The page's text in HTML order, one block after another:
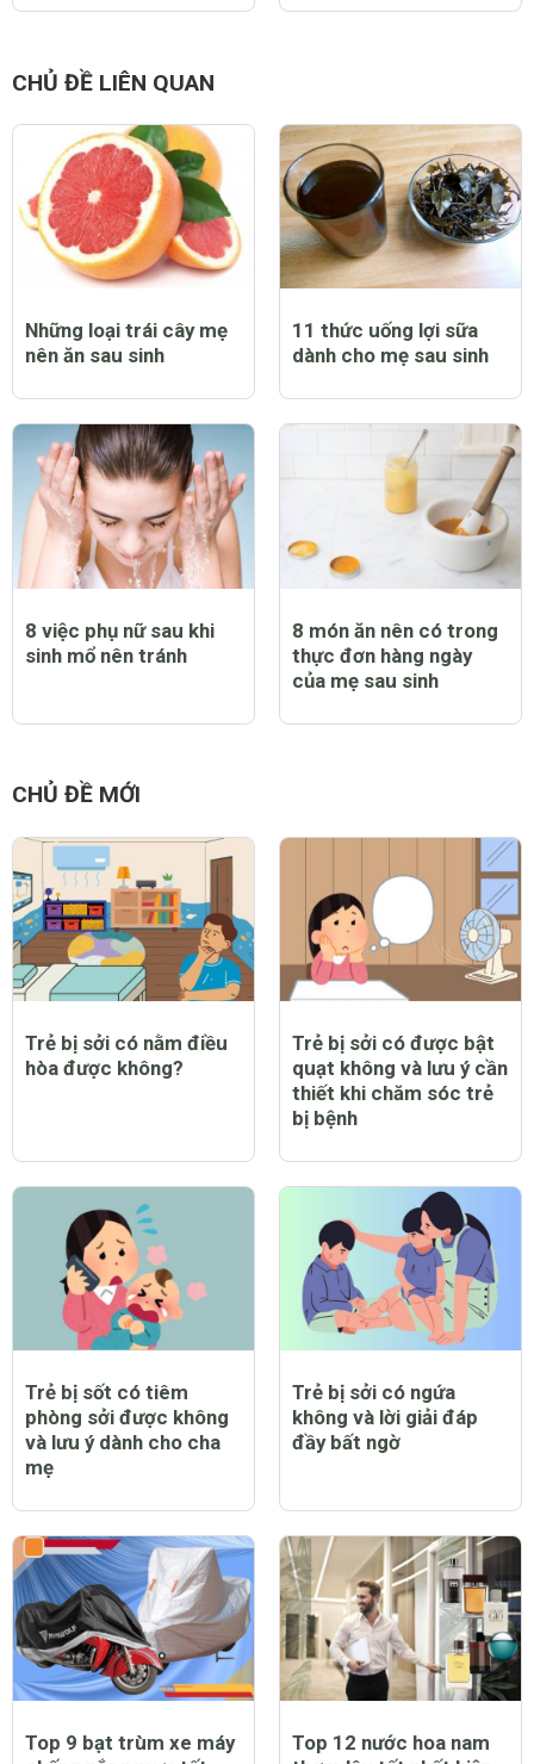
CHỦ ĐỀ LIÊN QUAN
Những loại trái cây mẹ
nên ăn sau sinh
11 thức uống lợi sữa
dành cho mẹ sau sinh
8 việc phụ nữ sau khi
sinh mổ nên tránh
8 món ăn nên có trong
thực đơn hàng ngày
của mẹ sau sinh
CHỦ ĐỀ MỚI
Trẻ bị sởi có nằm điều
hòa được không?
Trẻ bị sởi có được bật
quạt không và lưu ý cần
thiết khi chăm sóc trẻ
bị bệnh
Trẻ bị sốt có tiêm
phòng sởi được không
và lưu ý dành cho cha
mẹ
Trẻ bị sởi có ngứa
không và lời giải đáp
đầy bất ngờ
Top 9 bạt trùm xe máy
Top 12 nước hoa nam